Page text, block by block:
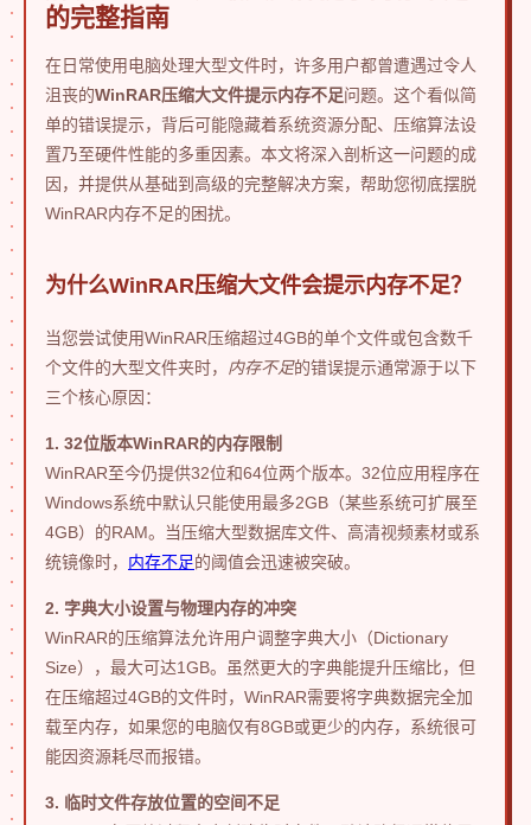
的完整指南
在日常使用电脑处理大型文件时，许多用户都曾遭遇过令人
沮丧的WinRAR压缩大文件提示内存不足问题。这个看似简
单的错误提示，背后可能隐藏着系统资源分配、压缩算法设
置乃至硬件性能的多重因素。本文将深入剖析这一问题的成
因，并提供从基础到高级的完整解决方案，帮助您彻底摆脱
WinRAR内存不足的困扰。
为什么WinRAR压缩大文件会提示内存不足？
当您尝试使用WinRAR压缩超过4GB的单个文件或包含数千
个文件的大型文件夹时， 内存不足的错误提示通常源于以下
三个核心原因：
1. 32位版本WinRAR的内存限制
WinRAR至今仍提供32位和64位两个版本。32位应用程序在
Windows系统中默认只能使用最多2GB（某些系统可扩展至
4GB）的RAM。当压缩大型数据库文件、高清视频素材或系
统镜像时， 内存不足的阈值会迅速被突破。
2. 字典大小设置与物理内存的冲突
WinRAR的压缩算法允许用户调整字典大小（Dictionary
Size），最大可达1GB。虽然更大的字典能提升压缩比，但
在压缩超过4GB的文件时，WinRAR需要将字典数据完全加
载至内存，如果您的电脑仅有8GB或更少的内存，系统很可
能因资源耗尽而报错。
3. 临时文件存放位置的空间不足